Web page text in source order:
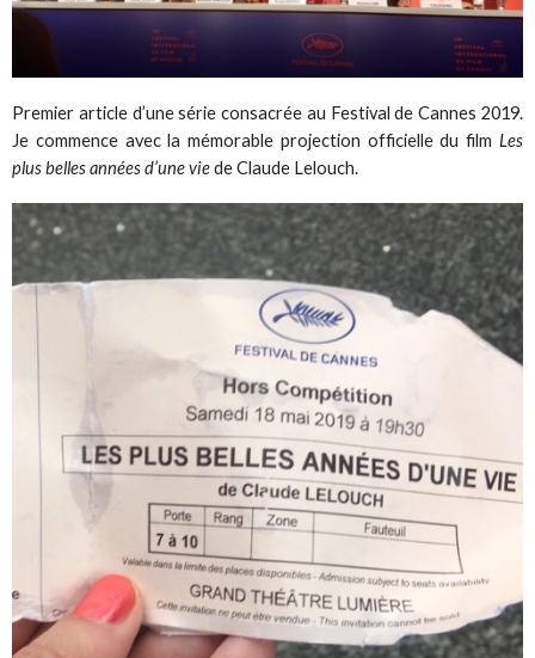
Premier article d’une série consacrée au Festival de Cannes 2019.
Je commence avec la mémorable projection officielle du film Les
plus belles années d’une viede Claude Lelouch.